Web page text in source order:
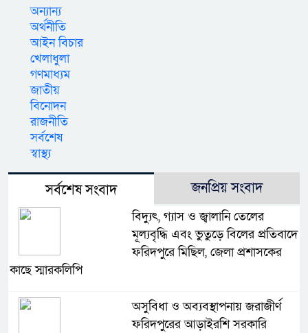
অন্যান্য
অর্থনীতি
আইন বিচার
খেলাধুলা
গণমাধ্যম
জাতীয়
বিনোদন
রাজনীতি
সর্বশেষ
স্বাস্থ্য
সর্বশেষ সংবাদ জনপ্রিয় সংবাদ
বিদ্যুৎ, গ্যাস ও জ্বালানি তেলের
মূল্যবৃদ্ধি এবং ভুতুড়ে বিলের প্রতিবাদে
ফরিদপুরে মিছিল, জেলা প্রশাসকের
কাছে স্মারকলিপি
অসুবিধা ও অব্যবস্থাপনায় জরাজীর্ণ
ফরিদপুরের আড়াইরশি সরকারি